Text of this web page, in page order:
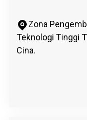
Zona
Teknologi Tinggi
Cina.